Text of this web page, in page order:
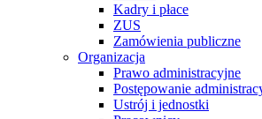
Kadry i płace
ZUS
Zamówienia publiczne
Organizacja
Prawo administracyjne
Postępowanie
Ustrój i jednostki